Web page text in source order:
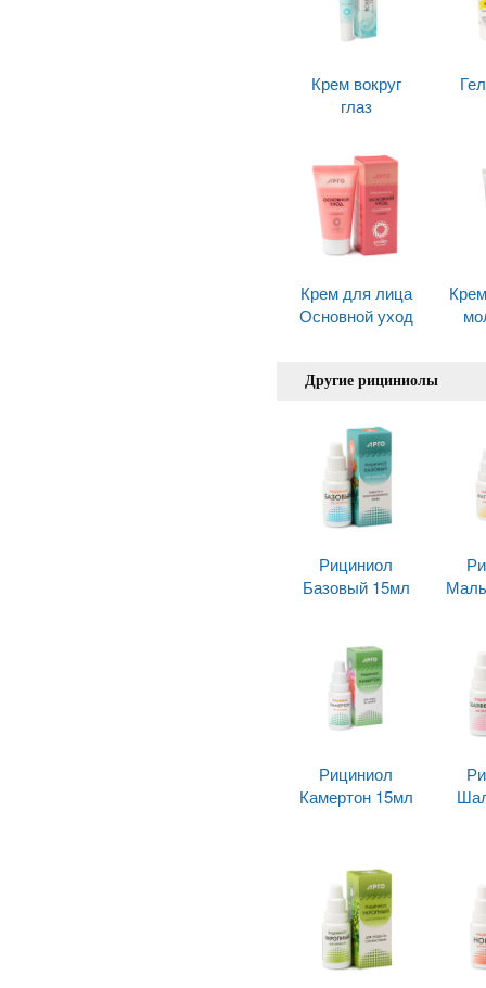
Крем вокруг
глаз
Крем для лица
Основной уход
Другие рициниолы
Рициниол
Базовый 15мл
Рициниол
Камертон 15мл